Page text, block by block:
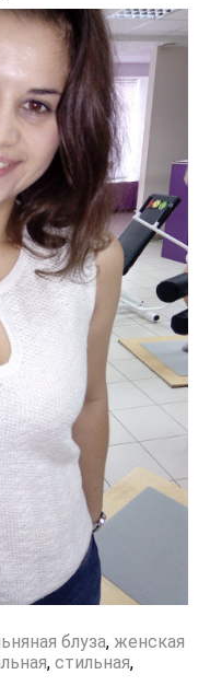
блуза, женская
, стильная,